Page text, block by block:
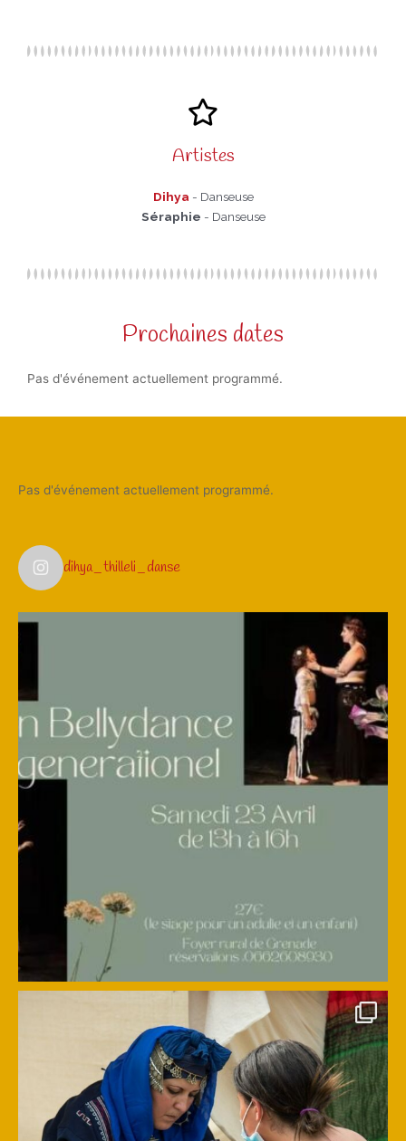
Artistes
Dihya - Danseuse
Séraphie - Danseuse
Prochaines dates
Pas d'événement actuellement programmé.
Pas d'événement actuellement programmé.
dihya_thilleli_danse